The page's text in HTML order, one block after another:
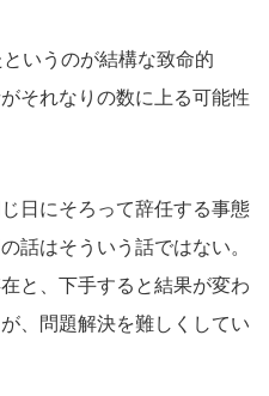
いうのが結構な致命的
それなりの数に上る可能性
日にそろって辞任する事態
話はそういう話ではない。
と、下手すると結果が変わ
、問題解決を難しくしてい